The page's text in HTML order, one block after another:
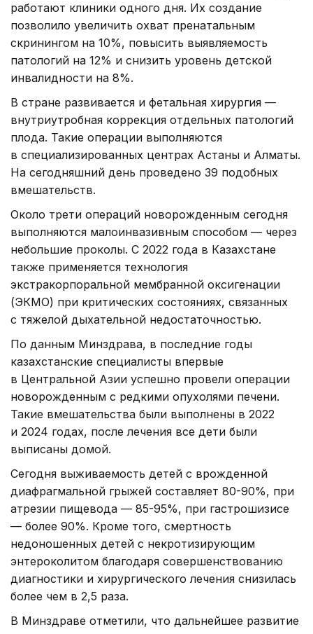
работают клиники одного дня. Их создание
позволило увеличить охват пренатальным
скринингом на 10%, повысить выявляемость
патологий на 12% и снизить уровень детской
инвалидности на 8%.
В стране развивается и фетальная хирургия —
внутриутробная коррекция отдельных патологий
плода. Такие операции выполняются
в специализированных центрах Астаны и Алматы.
На сегодняшний день проведено 39 подобных
вмешательств.
Около трети операций новорожденным сегодня
выполняются малоинвазивным способом — через
небольшие проколы. С 2022 года в Казахстане
также применяется технология
экстракорпоральной мембранной оксигенации
(ЭКМО) при критических состояниях, связанных
с тяжелой дыхательной недостаточностью.
По данным Минздрава, в последние годы
казахстанские специалисты впервые
в Центральной Азии успешно провели операции
новорожденным с редкими опухолями печени.
Такие вмешательства были выполнены в 2022
и 2024 годах, после лечения все дети были
выписаны домой.
Сегодня выживаемость детей с врожденной
диафрагмальной грыжей составляет 80-90%, при
атрезии пищевода — 85-95%, при гастрошизисе
— более 90%. Кроме того, смертность
недоношенных детей с некротизирующим
энтероколитом благодаря совершенствованию
диагностики и хирургического лечения снизилась
более чем в 2,5 раза.
В Минздраве отметили, что дальнейшее развитие